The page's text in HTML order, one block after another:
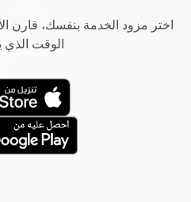
اختر مزود الخدمة بنفسك، قارن
الوقت الذي